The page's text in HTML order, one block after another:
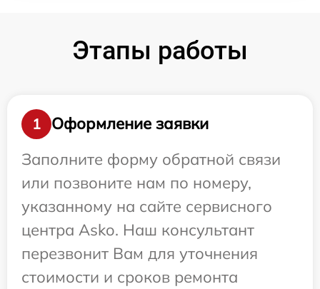
Этапы работы
1
Оформление заявки
Заполните форму обратной связи
или позвоните нам по номеру,
указанному на сайте сервисного
центра Asko. Наш консультант
перезвонит Вам для уточнения
стоимости и сроков ремонта